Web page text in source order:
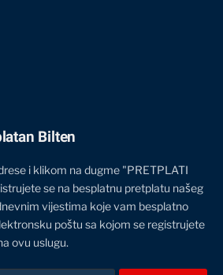
Bilten
i klikom na dugme "PRETPLATI
se na besplatnu pretplatu našeg
vijestima koje vam besplatno
poštu sa kojom se registrujete
ovu uslugu.